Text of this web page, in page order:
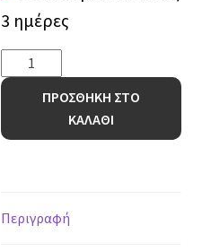
3 ημέρες
Desire
230
ΠΡΟΣΘΗΚΗ ΣΤΟ
ΚΑΛΑΘΙ
Περιγραφή